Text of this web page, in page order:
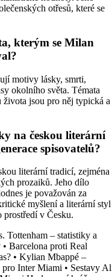
otřesů, které se
kterým se Milan
motivy lásky, smrti,
okolního světa. Témata
jsou pro něj typická a
na českou literární
spisovatelů?
literární tradicí, zejména
prozaiků. Jeho dílo
je považován za
myšlení a literární styl
v Česku.
Tottenham – statistiky a
• Barcelona proti Real
• Kylian Mbappé –
pro Inter Miami • Sestavy Al